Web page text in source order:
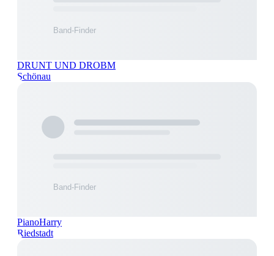
DRUNT UND DROBM
Schönau
PianoHarry
Riedstadt